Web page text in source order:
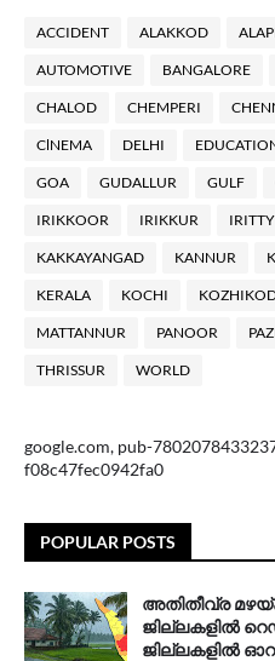
ACCIDENT ALAKKOD
AUTOMOTIVE BANGALORE
CHALOD CHEMPERI
ClNEMA DELHI
GOA GUDALLUR GULF
IRIKKOOR IRIKKUR IRITTY
KAKKAYANGAD KANNUR
KERALA KOCHI
MATTANNUR PANOOR
THRISSUR WORLD
google.com, pub-
f08c47fec0942fa0
POPULAR POSTS
അതിതീവ്ര
ജില്ലകളിൽ
ജില്ലകളിൽ